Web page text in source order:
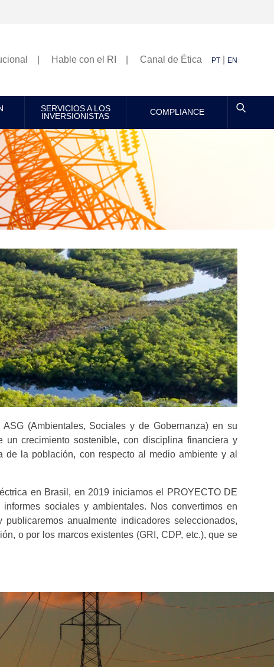
Hable con el RI Canal de Ética PT| EN
SERVICIOS A LOS
INVERSIONISTAS
COMPLIANCE
(Ambientales, Sociales y de Gobernanza) en su
crecimiento sostenible, con disciplina financiera y
la población, con respecto al medio ambiente y al
en Brasil, en 2019 iniciamos el PROYECTO DE
sociales y ambientales. Nos convertimos en
anualmente indicadores seleccionados,
o por los marcos existentes (GRI, CDP, etc.), que se